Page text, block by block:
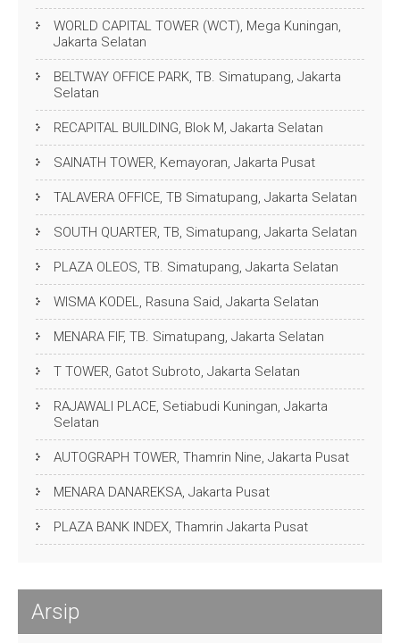
WORLD CAPITAL TOWER (WCT), Mega Kuningan,
Jakarta Selatan
BELTWAY OFFICE PARK, TB. Simatupang, Jakarta
Selatan
RECAPITAL BUILDING, Blok M, Jakarta Selatan
SAINATH TOWER, Kemayoran, Jakarta Pusat
TALAVERA OFFICE, TB Simatupang, Jakarta Selatan
SOUTH QUARTER, TB, Simatupang, Jakarta Selatan
PLAZA OLEOS, TB. Simatupang, Jakarta Selatan
WISMA KODEL, Rasuna Said, Jakarta Selatan
MENARA FIF, TB. Simatupang, Jakarta Selatan
T TOWER, Gatot Subroto, Jakarta Selatan
RAJAWALI PLACE, Setiabudi Kuningan, Jakarta
Selatan
AUTOGRAPH TOWER, Thamrin Nine, Jakarta Pusat
MENARA DANAREKSA, Jakarta Pusat
PLAZA BANK INDEX, Thamrin Jakarta Pusat
Arsip